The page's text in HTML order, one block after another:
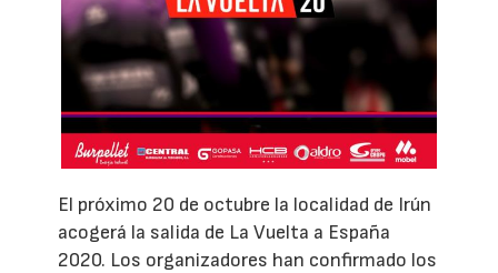
El próximo 20 de octubre la localidad de Irún
acogerá la salida de La Vuelta a España
2020. Los organizadores han confirmado los